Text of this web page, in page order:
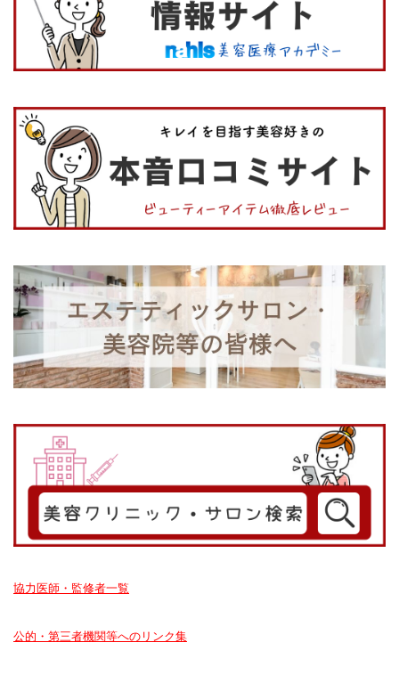
協力医師・監修者一覧
公的・第三者機関等へのリンク集